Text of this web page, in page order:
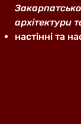
архітектури
настінні та